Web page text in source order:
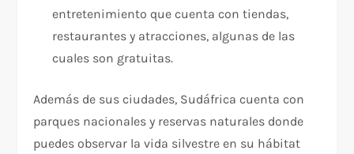
entretenimiento que cuenta con tiendas,
restaurantes y atracciones, algunas de las
cuales son gratuitas.
Además de sus ciudades, Sudáfrica cuenta con
parques nacionales y reservas naturales donde
puedes observar la vida silvestre en su hábitat